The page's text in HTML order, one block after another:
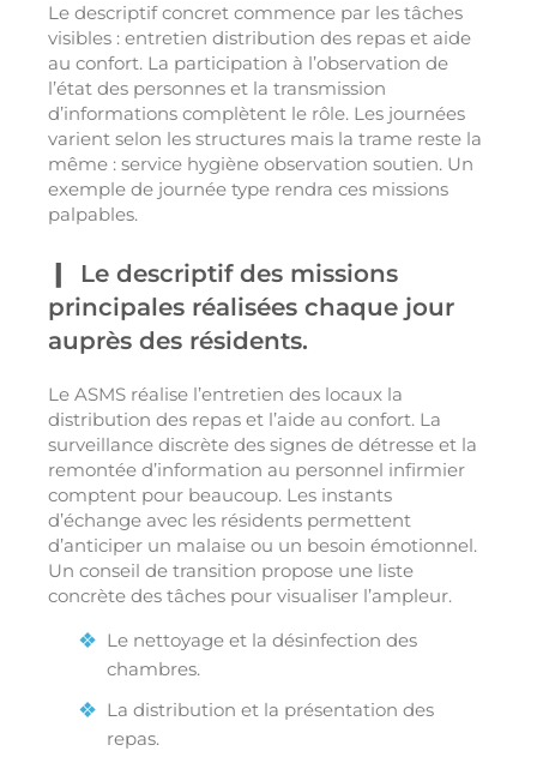
Le descriptif concret commence par les tâches
visibles : entretien distribution des repas et aide
au confort. La participation à l’observation de
l’état des personnes et la transmission
d’informations complètent le rôle. Les journées
varient selon les structures mais la trame reste la
même : service hygiène observation soutien. Un
exemple de journée type rendra ces missions
palpables.
Le descriptif des missions
principales réalisées chaque jour
auprès des résidents.
Le ASMS réalise l’entretien des locaux la
distribution des repas et l’aide au confort. La
surveillance discrète des signes de détresse et la
remontée d’information au personnel infirmier
comptent pour beaucoup. Les instants
d’échange avec les résidents permettent
d’anticiper un malaise ou un besoin émotionnel.
Un conseil de transition propose une liste
concrète des tâches pour visualiser l’ampleur.
Le nettoyage et la désinfection des
chambres.
La distribution et la présentation des
repas.